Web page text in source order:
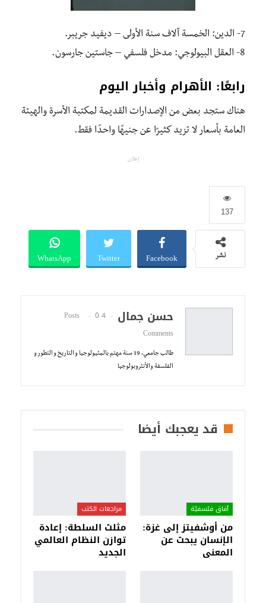
7- الدين: الخمسة آلاف سنة الأولى – ديفيد جريبر.
8- العقل البيولوجي: مدخل فلسفي – جاستين جارسون.
رابعًا: الأهرام وأخبار اليوم
هناك ستجد بعض من الإصدارات القديمة لمكتبة الأسرة والهيئة
العامة بأسعار لا تزيد كثيرًا عن جنيهًا واحدًا فقط.
إعلان
137
نشر Facebook
Twitter
WhatsApp
حسن جمال 4 Posts
0
Comments
طالب جامعي، 19 سنة مهتم بالمثيولوجيا و التاريخ و التطور و
الفلسفة والأنثروبولوجيا
قد يعجبك أيضا
آفاق فلسفيّة‎
من أوشفيتز إلى غزة:
الإنسان يبحث عن
المعنى
مراجعات الكتب
مثلث السلطة: إعادة
توازن النظام العالمي
الجديد